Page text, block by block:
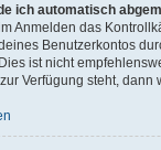
ich automatisch
Anmelden das
Benutzerkontos
ist nicht
Verfügung steht,